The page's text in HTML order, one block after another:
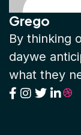
Grego
By thinking
daywe
what they